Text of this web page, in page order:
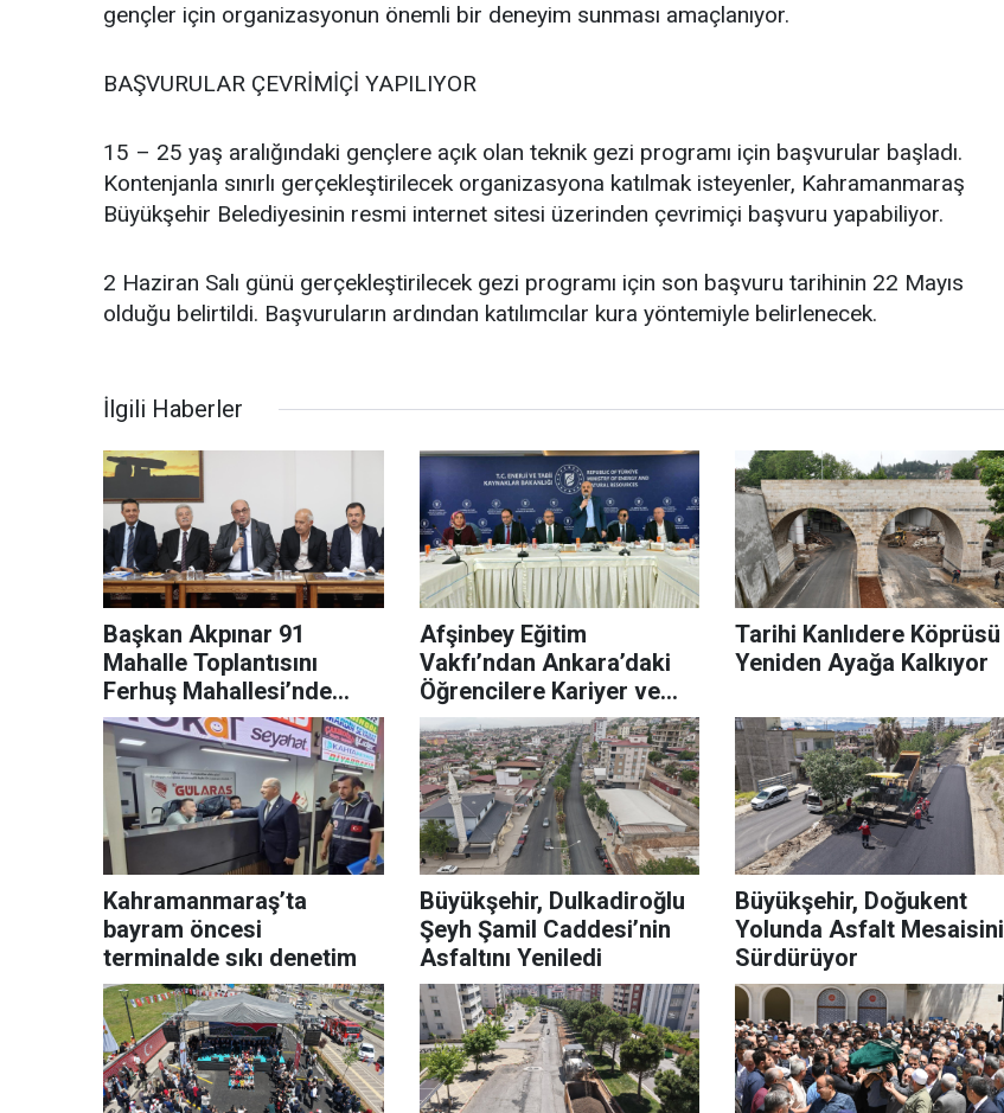
gençler için organizasyonun önemli bir deneyim sunması amaçlanıyor.
BAŞVURULAR ÇEVRİMİÇİ YAPILIYOR
15 – 25 yaş aralığındaki gençlere açık olan teknik gezi programı için başvurular başladı.
Kontenjanla sınırlı gerçekleştirilecek organizasyona katılmak isteyenler, Kahramanmaraş
Büyükşehir Belediyesinin resmi internet sitesi üzerinden çevrimiçi başvuru yapabiliyor.
2 Haziran Salı günü gerçekleştirilecek gezi programı için son başvuru tarihinin 22 Mayıs
olduğu belirtildi. Başvuruların ardından katılımcılar kura yöntemiyle belirlenecek.
İlgili Haberler
Başkan Akpınar 91
Mahalle Toplantısını
Ferhuş Mahallesi’nde
Gerçekleştirdi
Afşinbey Eğitim
Vakfı’ndan Ankara’daki
Öğrencilere Kariyer ve
Burs Desteği
Tarihi Kanlıdere Köprüsü
Yeniden Ayağa Kalkıyor
Kahramanmaraş’ta
bayram öncesi
terminalde sıkı denetim
Büyükşehir, Dulkadiroğlu
Şeyh Şamil Caddesi’nin
Asfaltını Yeniledi
Büyükşehir, Doğukent
Yolunda Asfalt Mesaisini
Sürdürüyor